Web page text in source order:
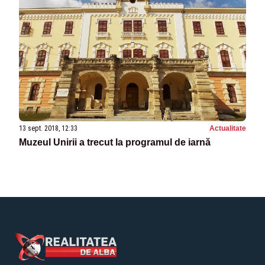
13 sept. 2018, 12:33 Actualitate
Muzeul Unirii a trecut la programul de iarnă